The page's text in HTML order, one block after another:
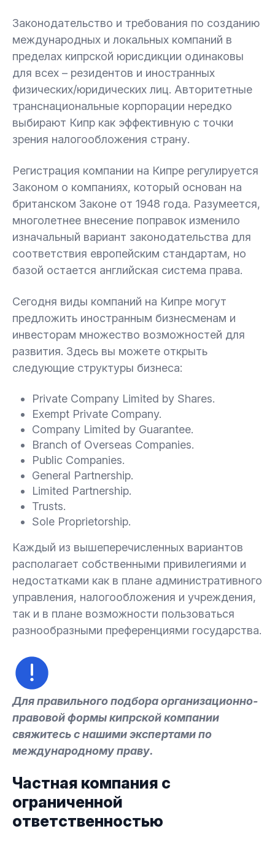
Законодательство и требования по созданию
международных и локальных компаний в
пределах кипрской юрисдикции одинаковы
для всех – резидентов и иностранных
физических/юридических лиц. Авторитетные
транснациональные корпорации нередко
выбирают Кипр как эффективную с точки
зрения налогообложения страну.
Регистрация компании на Кипре регулируется
Законом о компаниях, который основан на
британском Законе от 1948 года. Разумеется,
многолетнее внесение поправок изменило
изначальный вариант законодательства для
соответствия европейским стандартам, но
базой остается английская система права.
Сегодня виды компаний на Кипре могут
предложить иностранным бизнесменам и
инвесторам множество возможностей для
развития. Здесь вы можете открыть
следующие структуры бизнеса:
Private Company Limited by Shares.
Exempt Private Company.
Company Limited by Guarantee.
Branch of Overseas Companies.
Public Companies.
General Partnership.
Limited Partnership.
Trusts.
Sole Proprietorship.
Каждый из вышеперечисленных вариантов
располагает собственными привилегиями и
недостатками как в плане административного
управления, налогообложения и учреждения,
так и в плане возможности пользоваться
разнообразными преференциями государства.
Для правильного подбора организационно-
правовой формы кипрской компании
свяжитесь с нашими экспертами по
международному праву.
Частная компания с
ограниченной
ответственностью